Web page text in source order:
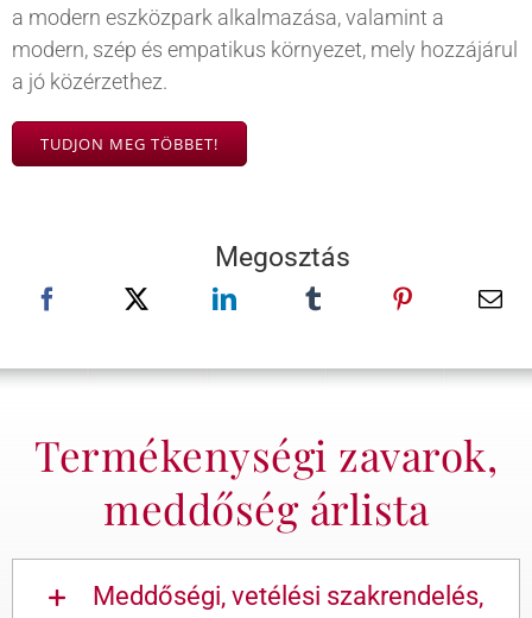
a modern eszközpark alkalmazása, valamint a
modern, szép és empatikus környezet, mely hozzájárul
a jó közérzethez.
TUDJON MEG TÖBBET!
Megosztás
Termékenységi zavarok,
meddőség árlista
Meddőségi, vetélési szakrendelés,